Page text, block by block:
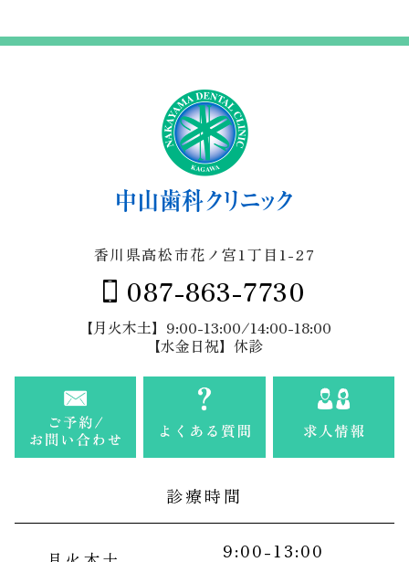
香川県高松市花ノ宮1丁目1-27
087-863-7730
【月火木土】9:00-13:00/14:00-18:00
【水金日祝】休診
診療時間
9:00-13:00